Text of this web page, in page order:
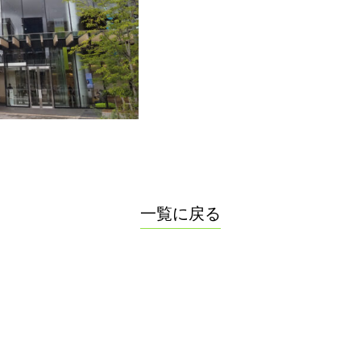
一覧に戻る